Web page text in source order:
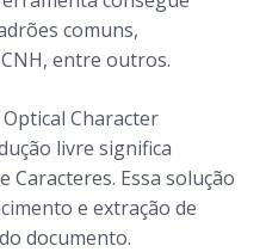
comuns,
entre outros.
Character
livre significa
Caracteres. Essa solução
e extração de
documento.